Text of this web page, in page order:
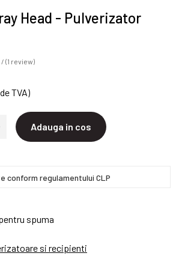
Head - Pulverizator
/ (1 review)
TVA)
Adauga in cos
conform regulamentului CLP
spuma
si recipienti